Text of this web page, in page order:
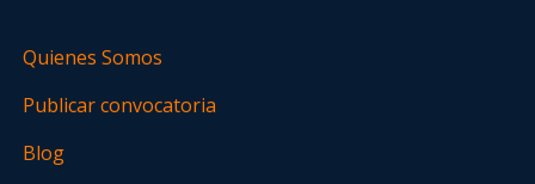
Quienes Somos
Publicar convocatoria
Blog